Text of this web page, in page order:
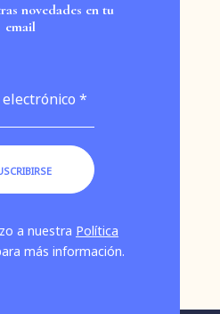
novedades en tu
email
a nuestra Política
más información.